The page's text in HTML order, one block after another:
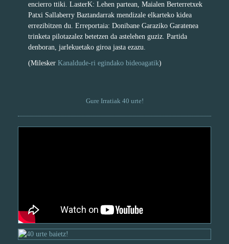
encierro ttiki. LasterK: Lehen partean, Maialen Berterretxek
Patxi Sallaberry Baztandarrak mendizale elkarteko kidea
errezibitzen du. Erreportaia: Donibane Garaziko Garatenea
trinketa pilotazalez betetzen da astelehen guziz. Partida
denboran, jarlekuetako giroa jasta ezazu.
(Milesker Kanaldude-ri egindako bideoagatik)
Gure Irratiak 40 urte!